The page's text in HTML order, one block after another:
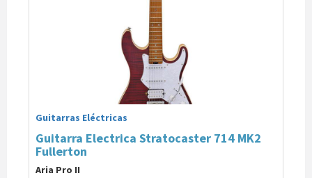
Guitarras Eléctricas
Guitarra Electrica Stratocaster 714 MK2
Fullerton
Aria Pro II